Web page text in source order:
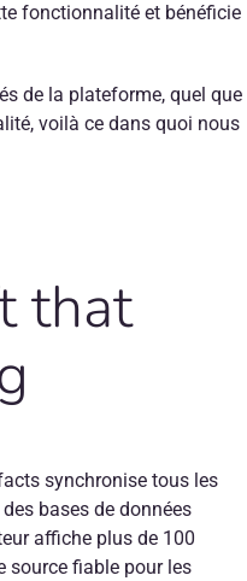
fonctionnalité et bénéficie
de la plateforme, quel que
voilà ce dans quoi nous
that
synchronise tous les
bases de données
affiche plus de 100
source fiable pour les